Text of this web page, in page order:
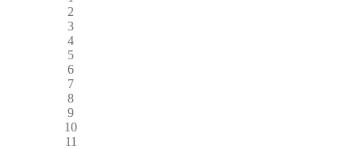
2
3
4
5
6
7
8
9
10
11